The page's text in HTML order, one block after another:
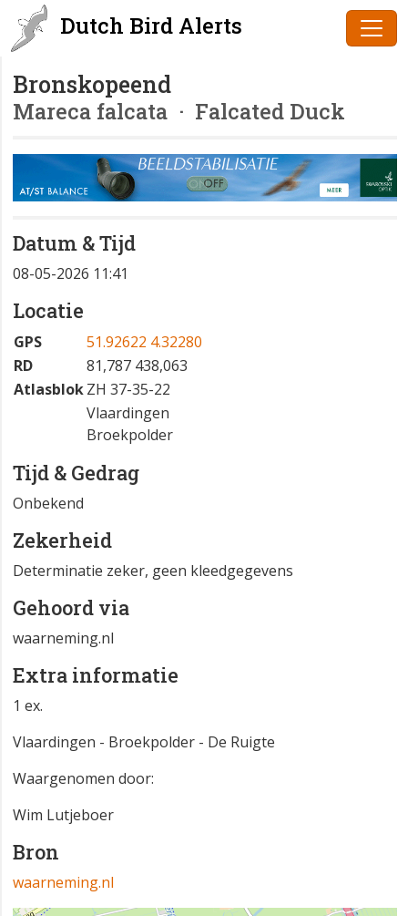
Dutch Bird Alerts
Bronskopeend
Mareca falcata · Falcated Duck
Datum & Tijd
08-05-2026 11:41
Locatie
GPS
51.92622 4.32280
RD
81,787 438,063
AtlasblokZH 37-35-22
Vlaardingen
Broekpolder
Tijd & Gedrag
Onbekend
Zekerheid
Determinatie zeker, geen kleedgegevens
Gehoord via
waarneming.nl
Extra informatie
1 ex.
Vlaardingen - Broekpolder - De Ruigte
Waargenomen door:
Wim Lutjeboer
Bron
waarneming.nl